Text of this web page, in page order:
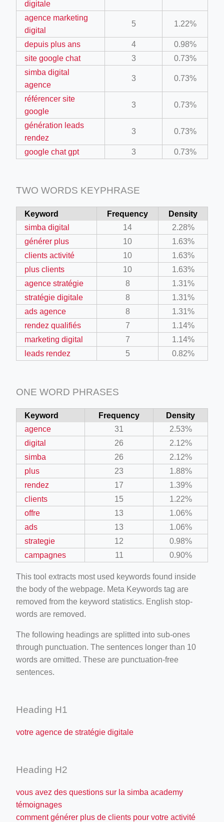
feed-calculator
co-work?lat=37.49813&lng=127.0284&zoom=16
shredder-plant-equipment/scrap-shredder-fabrication
logotipa/
digitale
agence marketing
digital
5 1.22%
depuis plus ans 4
0.98%
site google chat
3
0.73%
simba digital
agence
3 0.73%
référencer site
google
3 0.73%
génération leads
rendez
3 0.73%
google chat gpt 3 0.73%
TWO WORDS KEYPHRASE
Keyword Frequency
Density
simba digital
14
2.28%
générer plus
10
1.63%
clients activité
10
1.63%
plus clients
10
1.63%
agence stratégie
8
1.31%
stratégie digitale
8
1.31%
ads agence
8
1.31%
rendez qualifiés
7
1.14%
marketing digital
7
1.14%
leads rendez
5 0.82%
ONE WORD PHRASES
Keyword Frequency
Density
agence
31
2.53%
digital
26
2.12%
simba
26
2.12%
plus
23
1.88%
rendez
17
1.39%
clients
15
1.22%
offre
13
1.06%
ads
13
1.06%
strategie
12
0.98%
campagnes
11 0.90%
This tool extracts most used keywords found inside
the body of the webpage. Meta Keywords tag are
removed from the keyword statistics. English stop-
words are removed.
The following headings are splitted into sub-ones
through punctuation. The sentences longer than 10
words are omitted. These are punctuation-free
sentences.
Heading H1
votre agence de stratégie digitale
Heading H2
vous avez des questions sur la simba academy
témoignages
comment générer plus de clients pour votre activité